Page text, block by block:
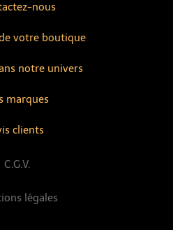
nous
votre boutique
clients
marques
notre univers
légales
C.G.V.